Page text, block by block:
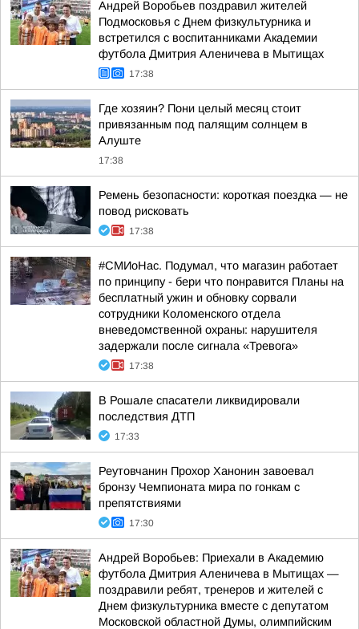
Андрей Воробьев поздравил жителей
Подмосковья с Днем физкультурника и
встретился с воспитанниками Академии
футбола Дмитрия Аленичева в Мытищах
17:38
Где хозяин? Пони целый месяц стоит
привязанным под палящим солнцем в
Алуште
17:38
Ремень безопасности: короткая поездка — не
повод рисковать
17:38
#СМИоНас. Подумал, что магазин работает
по принципу - бери что понравится Планы на
бесплатный ужин и обновку сорвали
сотрудники Коломенского отдела
вневедомственной охраны: нарушителя
задержали после сигнала «Тревога»
17:38
В Рошале спасатели ликвидировали
последствия ДТП
17:33
Реутовчанин Прохор Ханонин завоевал
бронзу Чемпионата мира по гонкам с
препятствиями
17:30
Андрей Воробьев: Приехали в Академию
футбола Дмитрия Аленичева в Мытищах —
поздравили ребят, тренеров и жителей с
Днем физкультурника вместе с депутатом
Московской областной Думы, олимпийским